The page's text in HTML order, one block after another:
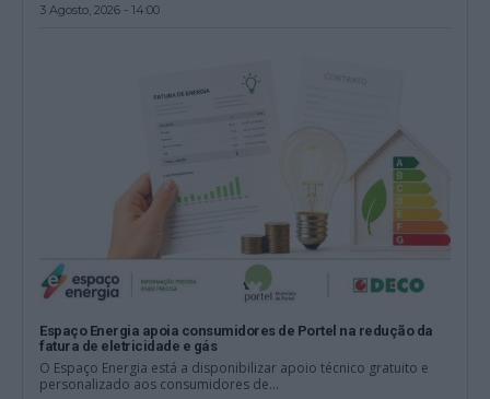
3 Agosto, 2026 - 14:00
Espaço Energia apoia consumidores de Portel na redução da
fatura de eletricidade e gás
O Espaço Energia está a disponibilizar apoio técnico gratuito e
personalizado aos consumidores de...